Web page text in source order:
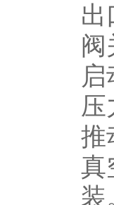
出
阀
推
真
装